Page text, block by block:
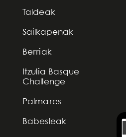
Taldeak
Sailkapenak
Berriak
Itzulia Basque
Challenge
Palmares
Babesleak